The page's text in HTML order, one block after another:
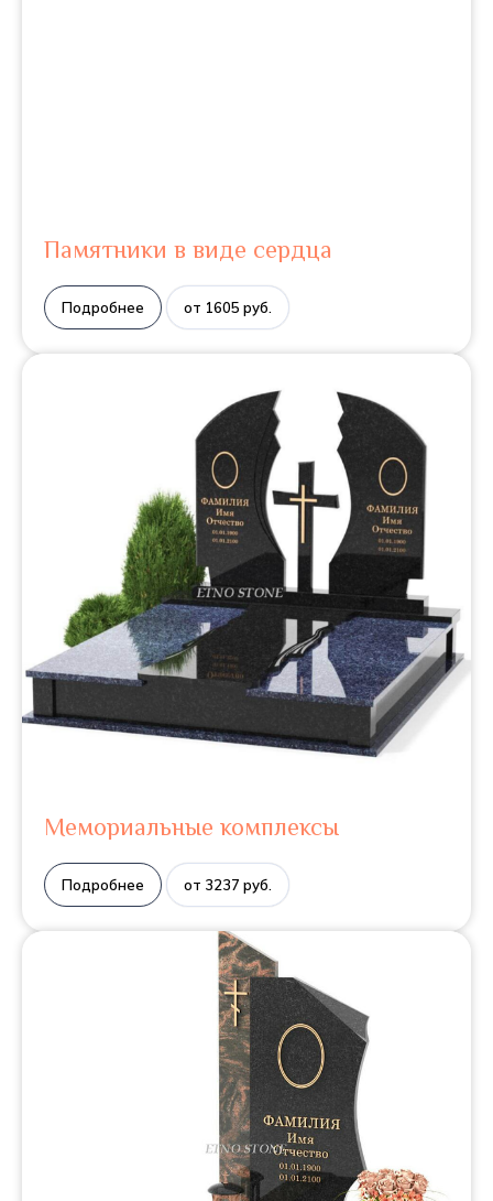
Памятники в виде сердца
Подробнее от 1605 руб.
Мемориальные комплексы
Подробнее от 3237 руб.